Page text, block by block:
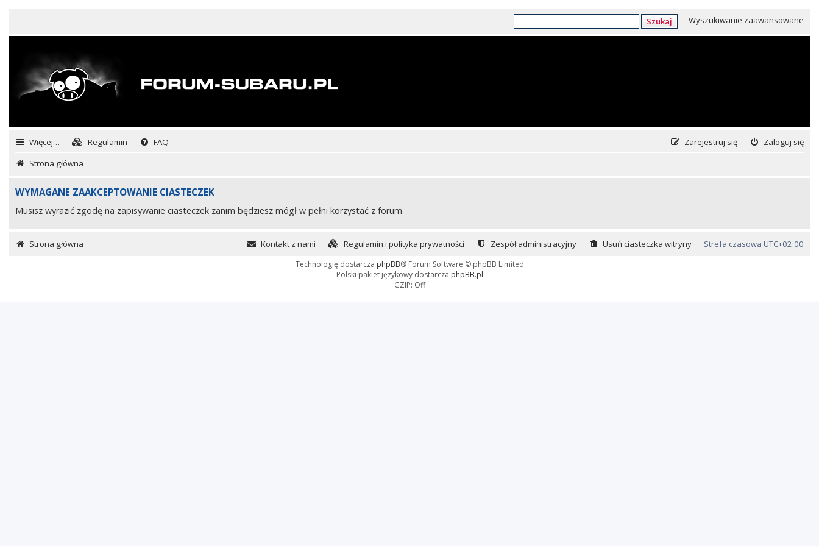
Szukaj Wyszukiwanie zaawansowane
Więcej… Regulamin FAQ Zaloguj się
Zarejestruj się
Strona główna
WYMAGANE ZAAKCEPTOWANIE CIASTECZEK
Musisz wyrazić zgodę na zapisywanie ciasteczek zanim będziesz mógł w pełni korzystać z forum.
Strona główna Strefa czasowa UTC+02:00
Usuń ciasteczka witryny
Zespół administracyjny
Regulamin i polityka prywatności
Kontakt z nami
Technologię dostarcza phpBB® Forum Software © phpBB Limited
Polski pakiet językowy dostarcza phpBB.pl
GZIP: Off